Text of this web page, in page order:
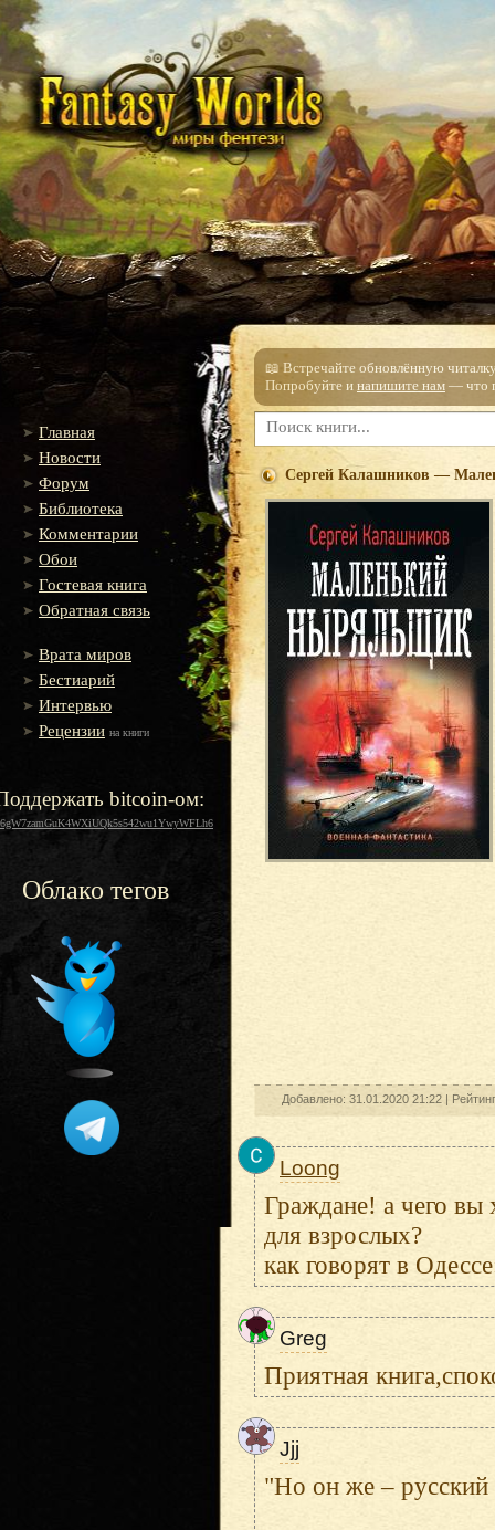
Главная
Новости
Форум
Библиотека
Комментарии
Обои
Гостевая книга
Обратная связь
Врата миров
Бестиарий
Интервью
Рецензии на книги
bitcoin-ом:
Облако тегов
📖 Встречайте обновлённую
Попробуйте и напишите нам — что
Сергей Калашников —
Добавлено: 31.01.2020 21:22 |
Loong
Граждане! а чего вы
для взрослых?
как говорят в
Greg
Приятная
Jjj
"Но он же – русский